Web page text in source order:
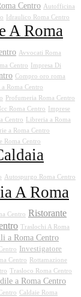
Centro Autofficina
Idraulico Roma Centro
A Roma
Avvocati Roma
Centro
Impresa Di
Compro oro roma
a Roma Centro
Profumeria Roma Centro
Roma Centro
Imprese
Centro
Libreria a Roma
a Roma Centro
Roma Centro
Autospurgo Roma Centro
A Roma
Centro Ristorante
Traslochi A Roma
a Roma Centro
Investigatore
Centro
Rottamazione
Trasloco Roma Centro
a Roma Centro
Caldaie Roma